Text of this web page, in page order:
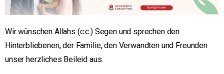
Wir wünschen Allahs (c.c.) Segen und sprechen den
Hinterbliebenen, der Familie, den Verwandten und Freunden
unser herzliches Beileid aus.